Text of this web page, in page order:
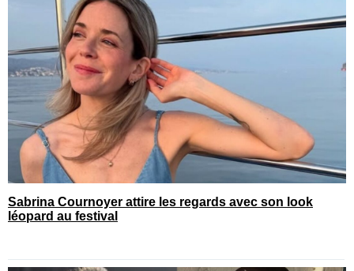
Sabrina Cournoyer attire les regards avec son look
léopard au festival